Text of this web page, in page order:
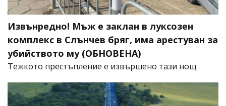
Извънредно! Мъж е заклан в луксозен
комплекс в Слънчев бряг, има арестуван за
убийството му (ОБНОВЕНА)
​Тежкото престъпление е извършено тази нощ